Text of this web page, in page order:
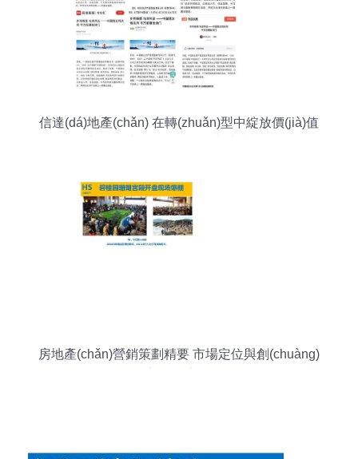
信達(dá)地產(chǎn) 在轉(zhuǎn)型中綻放價(jià)值
房地產(chǎn)營銷策劃精要 市場定位與創(chuàng)